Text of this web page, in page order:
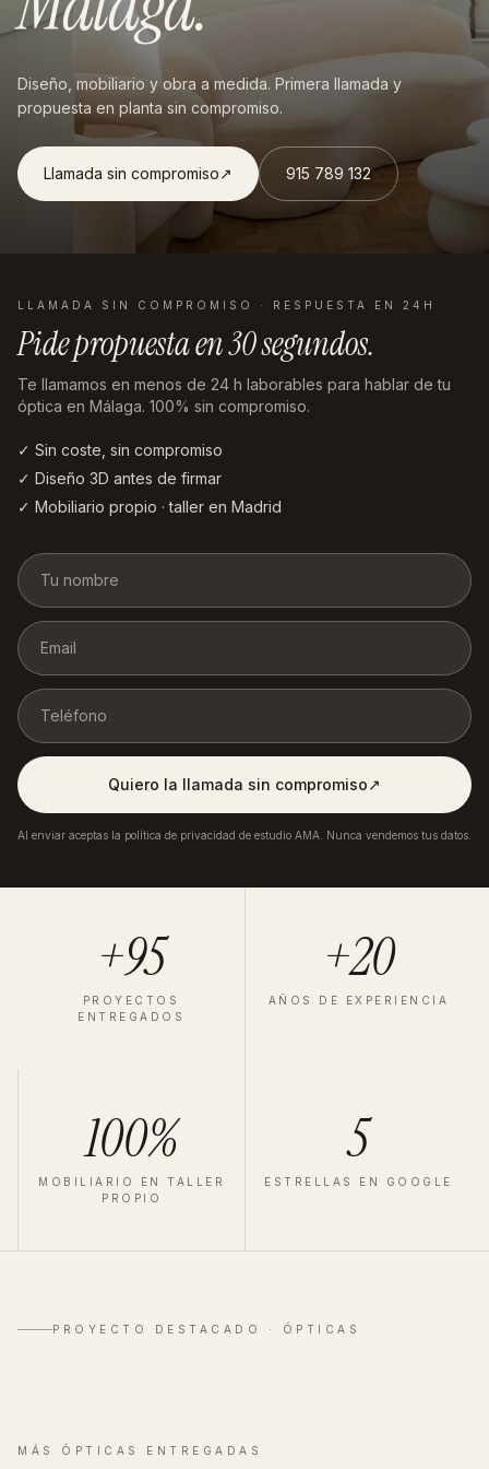
Diseño, mobiliario y obra a medida. Primera llamada y
propuesta en planta sin compromiso.
Llamada sin compromiso↗︎ 915 789 132
LLAMADA SIN COMPROMISO · RESPUESTA EN 24H
Pide propuesta en30 segundos.
Te llamamos en menos de 24 h laborables para hablar de tu
óptica en Málaga. 100% sin compromiso.
✓ Sin coste, sin compromiso
✓ Diseño 3D antes de firmar
✓ Mobiliario propio · taller en Madrid
Quiero la llamada sin compromiso↗︎
Al enviar aceptas la política de privacidad de estudio AMA. Nunca vendemos tus datos.
+95
PROYECTOS
ENTREGADOS
+20
AÑOS DE EXPERIENCIA
100%
MOBILIARIO EN TALLER
PROPIO
5
ESTRELLAS EN GOOGLE
PROYECTO DESTACADO · ÓPTICAS
Zeiss Valladolid
MÁS ÓPTICAS ENTREGADAS